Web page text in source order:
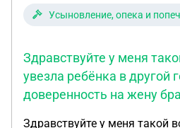
Усыновление, опека и
Здравствуйте у меня
увезла ребёнка в другой
доверенность на жену
Здравствуйте у меня такой